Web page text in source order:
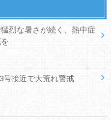
烈な暑さが続く、熱中症
号接近で大荒れ警戒